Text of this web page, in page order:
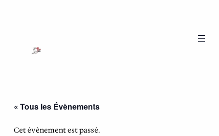
« Tous les Évènements
Cet évènement est passé.